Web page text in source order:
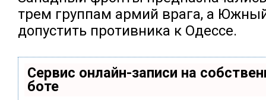
трем группам армий врага, а
допустить противника к Одессе.
Сервис онлайн-записи на
боте